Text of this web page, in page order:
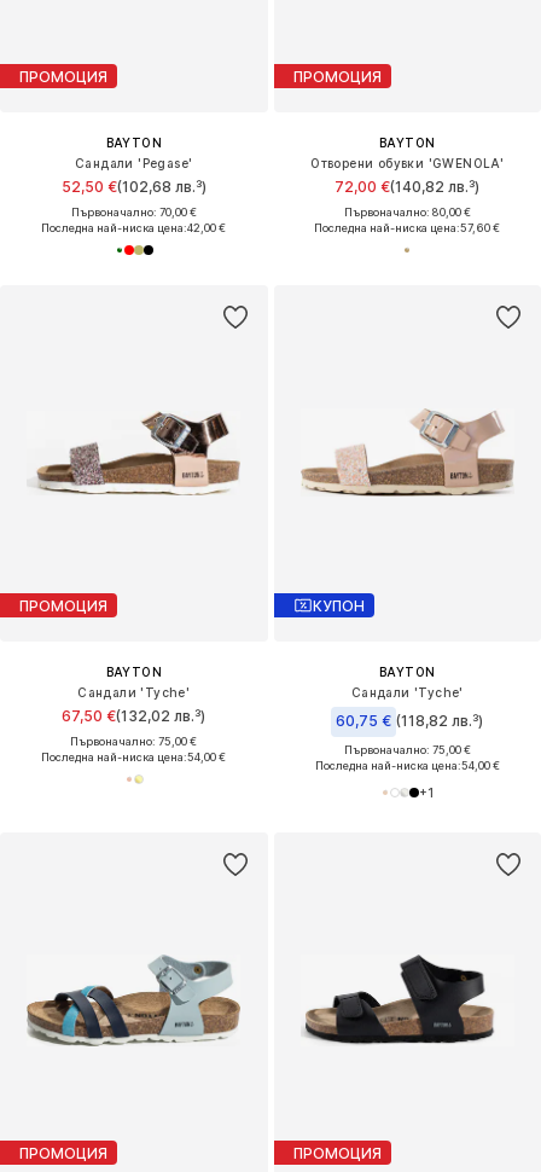
ПРОМОЦИЯ
BAYTON
Сандали 'Pegase'
52,50 €(102,68 лв.³)
Първоначално: 70,00 €
Последна най-ниска цена:42,00 €
ПРОМОЦИЯ
BAYTON
Отворени обувки 'GWENOLA'
72,00 €(140,82 лв.³)
Първоначално: 80,00 €
Последна най-ниска цена:57,60 €
ПРОМОЦИЯ
BAYTON
Сандали 'Tyche'
67,50 €(132,02 лв.³)
Първоначално: 75,00 €
Последна най-ниска цена:54,00 €
КУПОН
BAYTON
Сандали 'Tyche'
60,75 € (118,82 лв.³)
Първоначално: 75,00 €
Последна най-ниска цена:54,00 €
+1
ПРОМОЦИЯ ПРОМОЦИЯ